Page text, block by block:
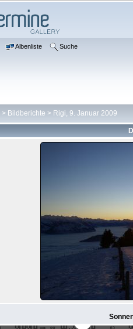
Albenliste Suche
> Bildberichte > Rigi, 9. Januar 2009